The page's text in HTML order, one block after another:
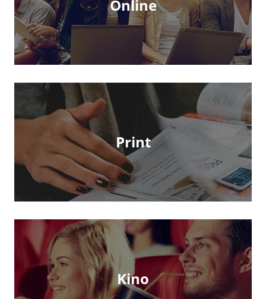
Online
Print
Kino